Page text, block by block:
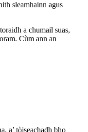
sleamhainn agus
a chumail suas,
Cùm ann an
a’ tòiseachadh bho